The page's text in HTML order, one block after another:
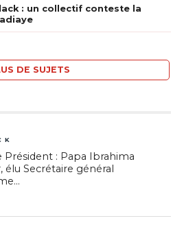
: un collectif conteste la
DE SUJETS
Président : Papa Ibrahima
élu Secrétaire général